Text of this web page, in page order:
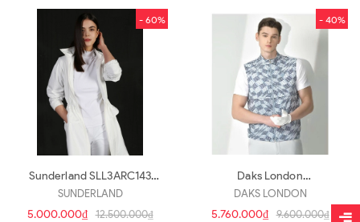
- 60%
Sunderland SLL3ARC143
Wh(a728)
SUNDERLAND
5.000.000₫ 12.500.000₫
- 40%
Daks London
DGJU4B503B1(a5089)
DAKS LONDON
5.760.000₫ 9.600.000₫